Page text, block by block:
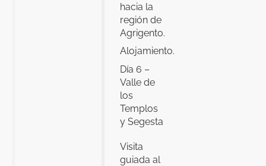
hacia la
región de
Agrigento.
Alojamiento.
Día 6 –
Valle de
los
Templos
y Segesta
Visita
guiada al